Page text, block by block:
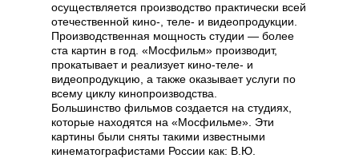
осуществляется производство практически всей
отечественной кино-, теле- и видеопродукции.
Производственная мощность студии — более
ста картин в год. «Мосфильм» производит,
прокатывает и реализует кино-теле- и
видеопродукцию, а также оказывает услуги по
всему циклу кинопроизводства.
Большинство фильмов создается на студиях,
которые находятся на «Мосфильме». Эти
картины были сняты такими известными
кинематографистами России как: В.Ю.